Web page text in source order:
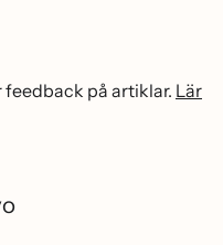
på artiklar. Lär